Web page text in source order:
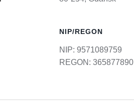
NIP/REGON
NIP: 9571089759
REGON: 365877890